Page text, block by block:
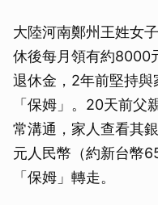
大陸河南鄭州王姓女
休後每月領有約8000
退休金，2年前堅持與
「保姆」。20天前父
常溝通，家人查看其
元人民幣（約新台幣
「保姆」轉走。